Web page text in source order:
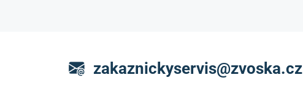
zakaznickyservis@zvoska.cz